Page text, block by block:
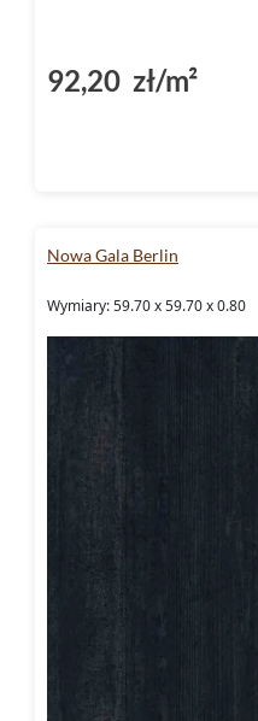
92,20 zł/m²
Nowa Gala Berlin
Wymiary: 59.70 x 59.70 x 0.80